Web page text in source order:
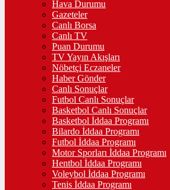
Hava Durumu
Gazeteler
Canlı Borsa
Canlı TV
Puan Durumu
TV Yayın Akışları
Nöbetçi Eczaneler
Haber Gönder
Canlı Sonuçlar
Futbol Canlı Sonuçlar
Basketbol Canlı Sonuçlar
Basketbol İddaa Programı
Bilardo İddaa Programı
Futbol İddaa Programı
Motor Sporları İddaa Programı
Hentbol İddaa Programı
Voleybol İddaa Programı
Tenis İddaa Programı